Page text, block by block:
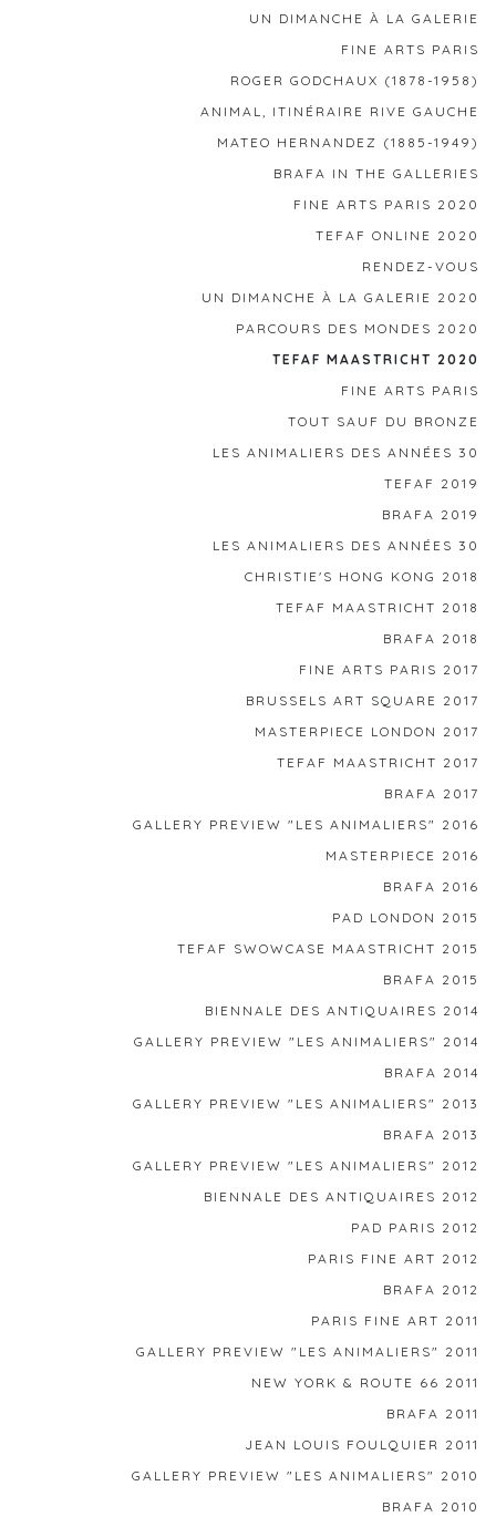
UN DIMANCHE À LA GALERIE
FINE ARTS PARIS
ROGER GODCHAUX (1878-1958)
ANIMAL, ITINÉRAIRE RIVE GAUCHE
MATEO HERNANDEZ (1885-1949)
BRAFA IN THE GALLERIES
FINE ARTS PARIS 2020
TEFAF ONLINE 2020
RENDEZ-VOUS
UN DIMANCHE À LA GALERIE 2020
PARCOURS DES MONDES 2020
TEFAF MAASTRICHT 2020
FINE ARTS PARIS
TOUT SAUF DU BRONZE
LES ANIMALIERS DES ANNÉES 30
TEFAF 2019
BRAFA 2019
LES ANIMALIERS DES ANNÉES 30
CHRISTIE'S HONG KONG 2018
TEFAF MAASTRICHT 2018
BRAFA 2018
FINE ARTS PARIS 2017
BRUSSELS ART SQUARE 2017
MASTERPIECE LONDON 2017
TEFAF MAASTRICHT 2017
BRAFA 2017
GALLERY PREVIEW "LES ANIMALIERS" 2016
MASTERPIECE 2016
BRAFA 2016
PAD LONDON 2015
TEFAF SWOWCASE MAASTRICHT 2015
BRAFA 2015
BIENNALE DES ANTIQUAIRES 2014
GALLERY PREVIEW "LES ANIMALIERS" 2014
BRAFA 2014
GALLERY PREVIEW "LES ANIMALIERS" 2013
BRAFA 2013
GALLERY PREVIEW "LES ANIMALIERS" 2012
BIENNALE DES ANTIQUAIRES 2012
PAD PARIS 2012
PARIS FINE ART 2012
BRAFA 2012
PARIS FINE ART 2011
GALLERY PREVIEW "LES ANIMALIERS" 2011
NEW YORK & ROUTE 66 2011
BRAFA 2011
JEAN LOUIS FOULQUIER 2011
GALLERY PREVIEW "LES ANIMALIERS" 2010
BRAFA 2010